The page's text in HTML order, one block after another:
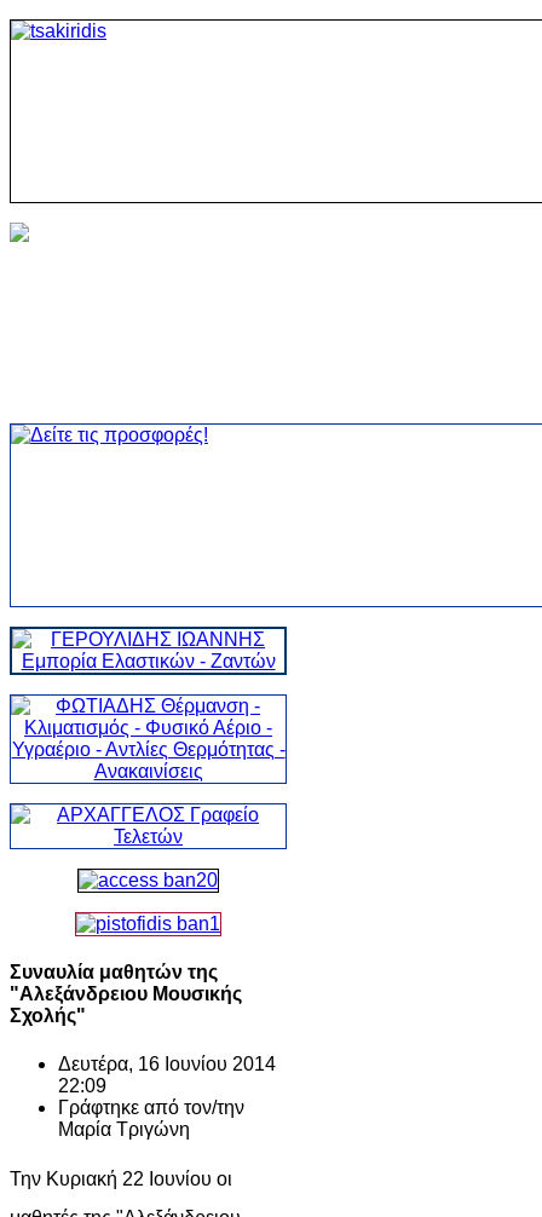
Συναυλία μαθητών της
"Αλεξάνδρειου Μουσικής
Σχολής"
Δευτέρα, 16 Ιουνίου 2014
22:09
Γράφτηκε από τον/την
Μαρία Τριγώνη
Την Κυριακή 22 Ιουνίου οι